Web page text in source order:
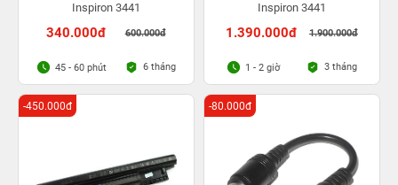
Inspiron 3441
340.000đ 600.000đ
45 - 60 phút 6 tháng
Inspiron 3441
1.390.000đ 1.900.000đ
1 - 2 giờ 3 tháng
-450.000đ -80.000đ